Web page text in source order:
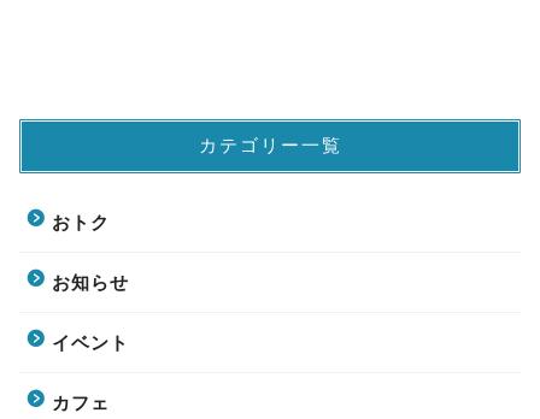
カテゴリー一覧
おトク
お知らせ
イベント
カフェ